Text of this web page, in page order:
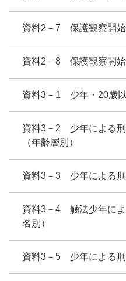
資料2－7 保護観察開
資料2－8 保護観察開始
資料3－1 少年・20歳
資料3－2 少年による
（年齢層別）
資料3－3 少年による刑
資料3－4 触法少年に
名別）
資料3－5 少年による刑